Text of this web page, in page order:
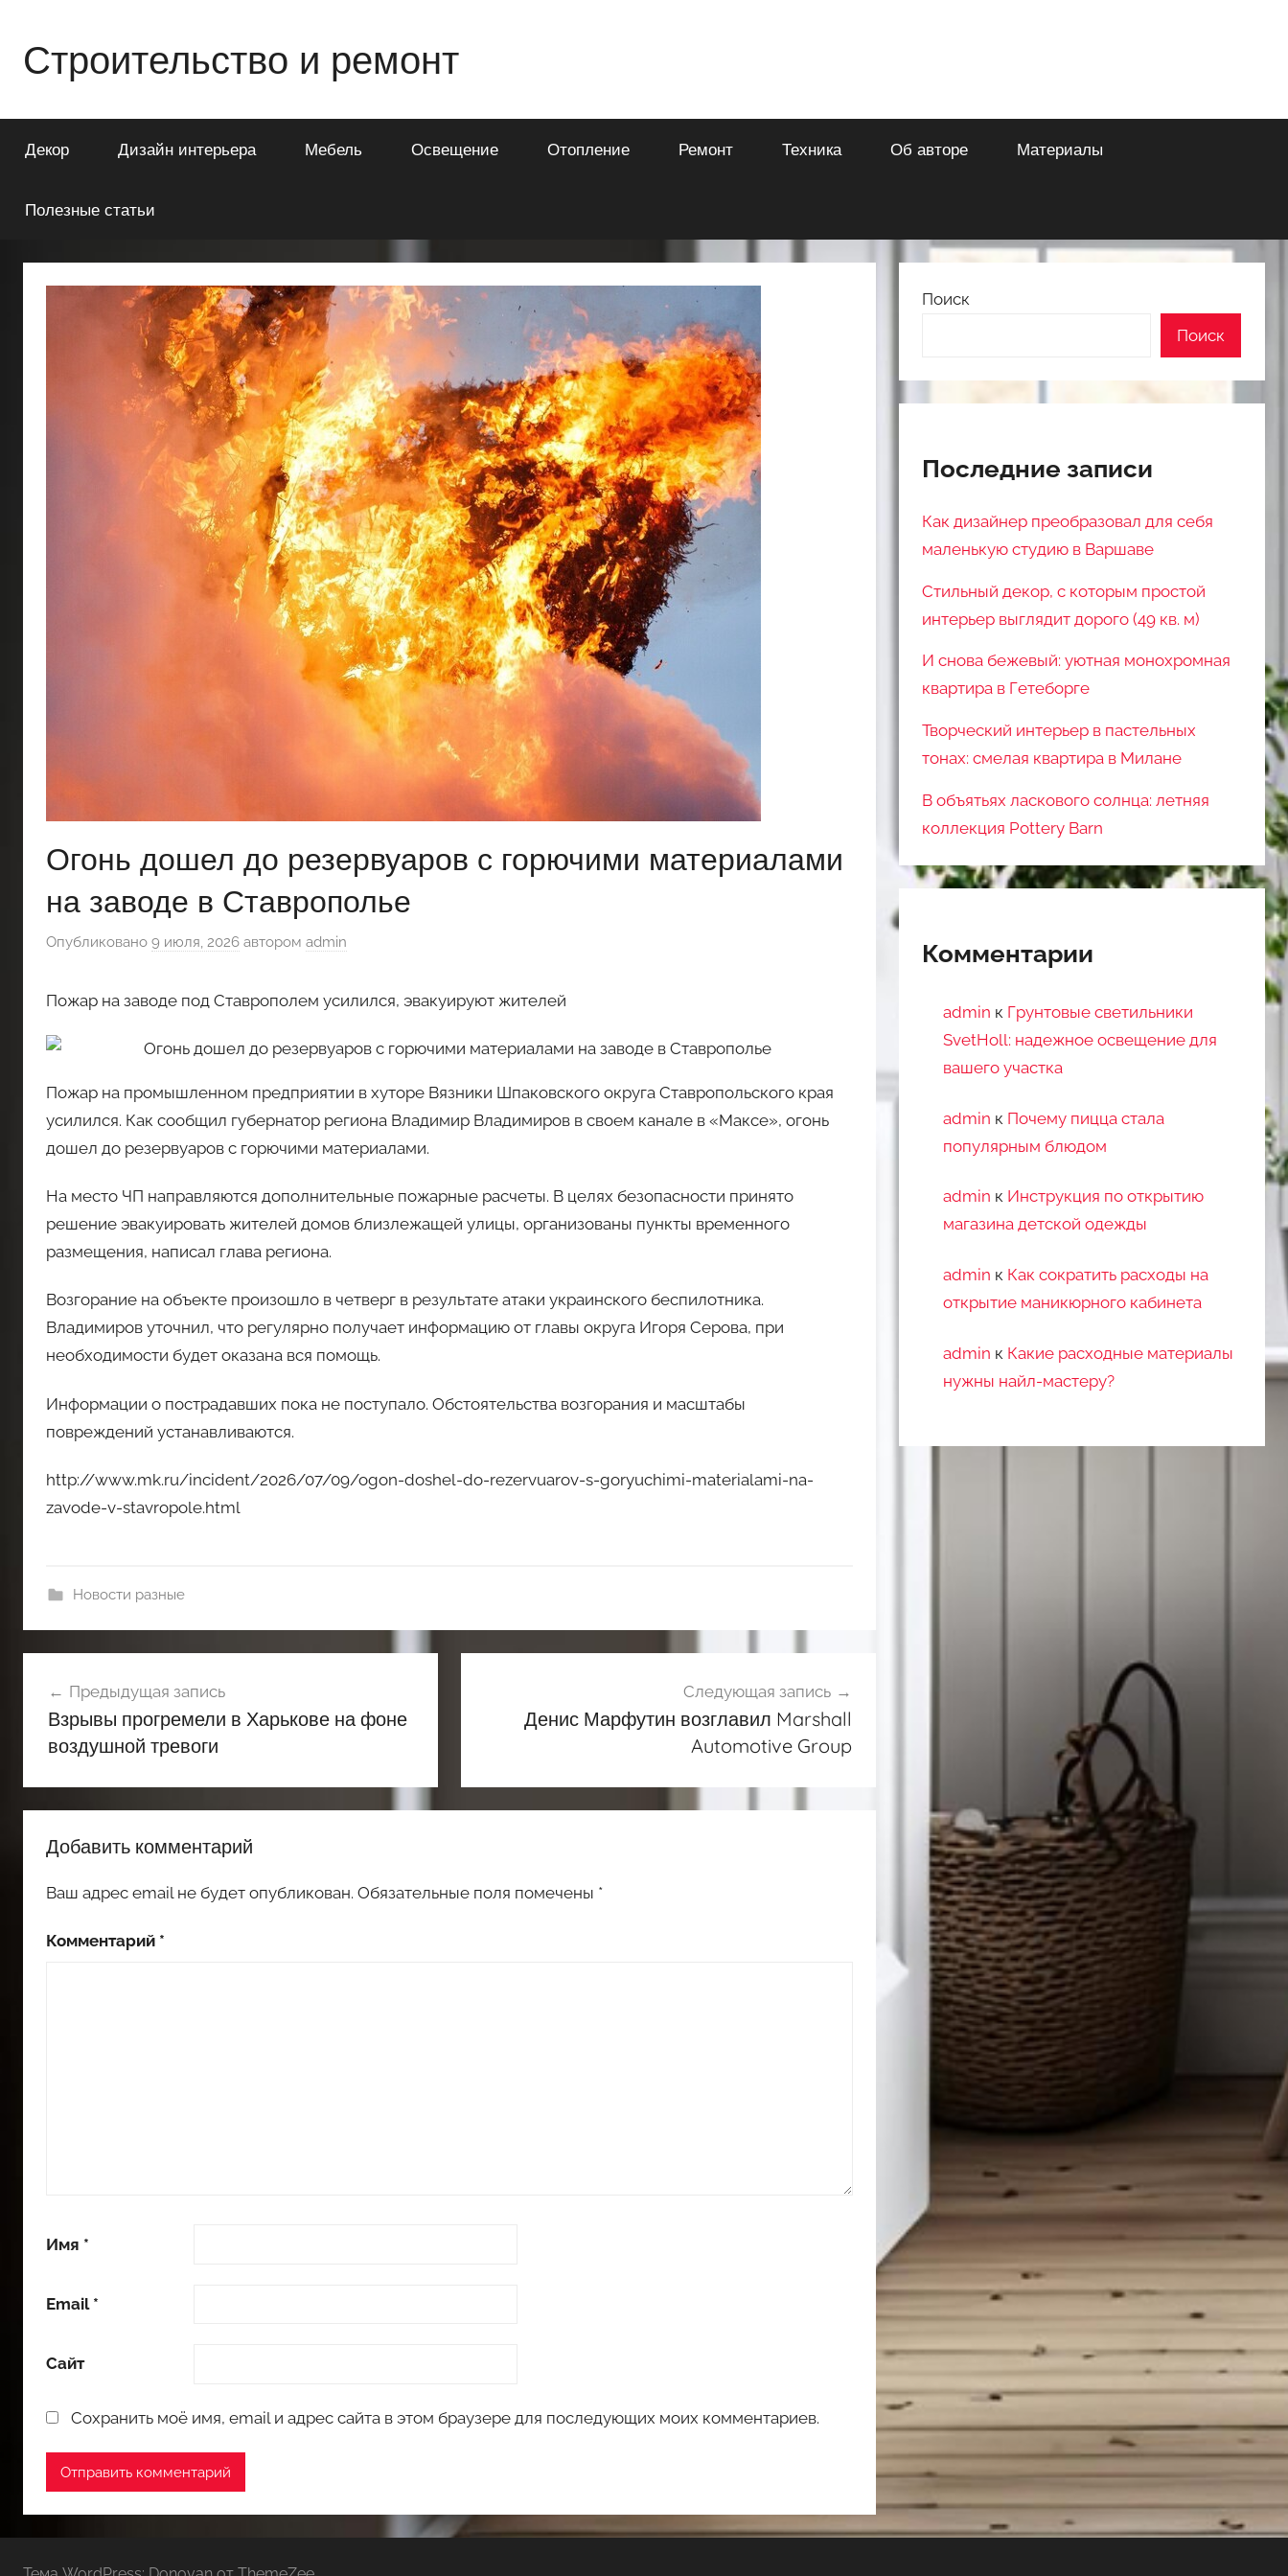
содержимому
Строительство и ремонт
о
строительстве
Декор Дизайн интерьера Мебель Освещение Отопление Ремонт Техника Об авторе Материалы
Полезные статьи
Огонь дошел до резервуаров с горючими материалами
на заводе в Ставрополье
Опубликовано 9 июля, 2026 автором admin
Пожар на заводе под Ставрополем усилился, эвакуируют жителей
Пожар на промышленном предприятии в хуторе Вязники Шпаковского округа Ставропольского края
усилился. Как сообщил губернатор региона Владимир Владимиров в своем канале в «Максе», огонь
дошел до резервуаров с горючими материалами.
На место ЧП направляются дополнительные пожарные расчеты. В целях безопасности принято
решение эвакуировать жителей домов близлежащей улицы, организованы пункты временного
размещения, написал глава региона.
Возгорание на объекте произошло в четверг в результате атаки украинского беспилотника.
Владимиров уточнил, что регулярно получает информацию от главы округа Игоря Серова, при
необходимости будет оказана вся помощь.
Информации о пострадавших пока не поступало. Обстоятельства возгорания и масштабы
повреждений устанавливаются.
http://www.mk.ru/incident/2026/07/09/ogon-doshel-do-rezervuarov-s-goryuchimi-materialami-na-
zavode-v-stavropole.html
Новости разные
по
записям
Предыдущая запись
Взрывы прогремели в Харькове на фоне
воздушной тревоги
Следующая запись
Денис Марфутин возглавил Marshall
Automotive Group
Добавить комментарий
Ваш адрес email не будет опубликован. Обязательные поля помечены *
Комментарий *
Имя *
Email *
Сайт
Сохранить моё имя, email и адрес сайта в этом браузере для последующих моих комментариев.
Поиск
Поиск
Последние записи
Как дизайнер преобразовал для себя
маленькую студию в Варшаве
Стильный декор, с которым простой
интерьер выглядит дорого (49 кв. м)
И снова бежевый: уютная монохромная
квартира в Гетеборге
Творческий интерьер в пастельных
тонах: смелая квартира в Милане
В объятьях ласкового солнца: летняя
коллекция Pottery Barn
Комментарии
admin к Грунтовые светильники
SvetHoll: надежное освещение для
вашего участка
admin к Почему пицца стала
популярным блюдом
admin к Инструкция по открытию
магазина детской одежды
admin к Как сократить расходы на
открытие маникюрного кабинета
admin к Какие расходные материалы
нужны найл-мастеру?